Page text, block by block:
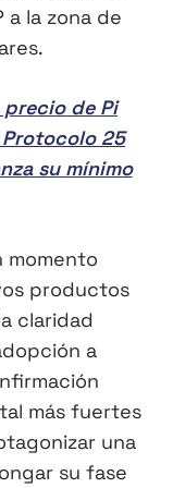
a la zona de
de Pi
25
su mínimo
momento
productos
claridad
a
más fuertes
una
su fase